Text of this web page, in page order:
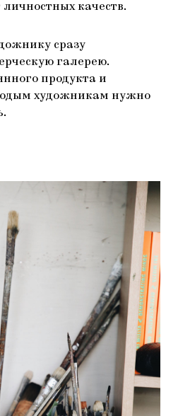
личностных качеств.
сразу
галерею.
продукта и
художникам нужно